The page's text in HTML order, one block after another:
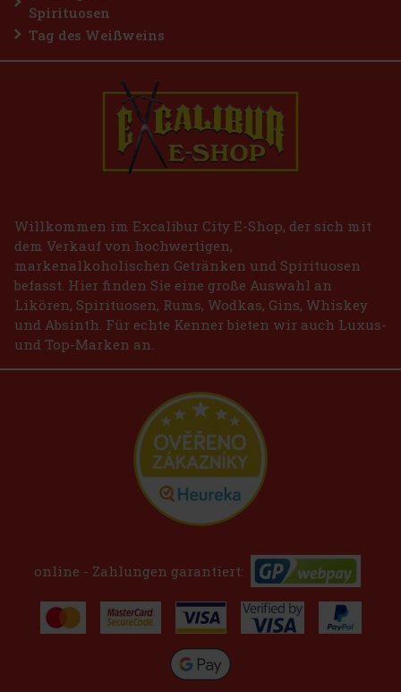
Spirituosen
Tag des Weißweins
Willkommen im Excalibur City E-Shop, der sich mit
dem Verkauf von hochwertigen,
markenalkoholischen Getränken und Spirituosen
befasst. Hier finden Sie eine große Auswahl an
Likören, Spirituosen, Rums, Wodkas, Gins, Whiskey
und Absinth. Für echte Kenner bieten wir auch Luxus-
und Top-Marken an.
online - Zahlungen garantiert: